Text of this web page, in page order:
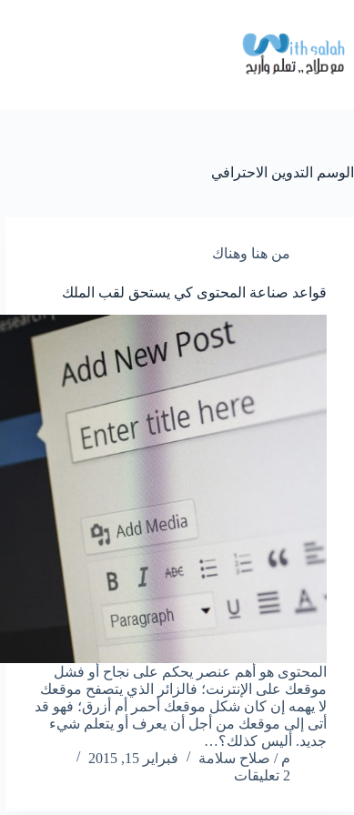
المحتوى
الوسم التدوين الاحترافي
من هنا وهناك
قواعد صناعة المحتوى كي يستحق لقب الملك
المحتوى هو أهم عنصر يحكم على نجاح أو فشل
موقعك على الإنترنت؛ فالزائر الذي يتصفح موقعك
لا يهمه إن كان شكل موقعك أحمر أم أزرق؛ فهو قد
أتى إلى موقعك من أجل أن يعرف أو يتعلم شيء
جديد. أليس كذلك؟…
م / صلاح سلامة
فبراير 15, 2015
2 تعليقات